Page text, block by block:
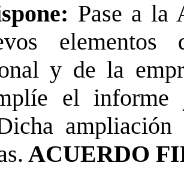
Pase a la
y de la
el informe
ACUERDO